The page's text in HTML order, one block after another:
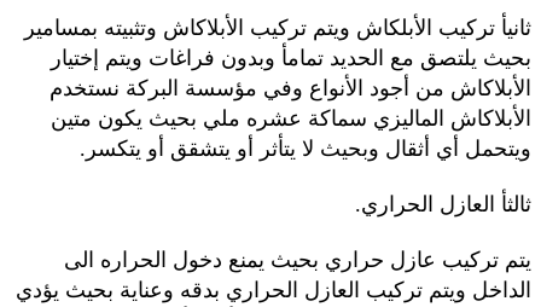
ثانيأ تركيب الأبلكاش ويتم تركيب الأبلاكاش وتثبيته بمسامير
بحيث يلتصق مع الحديد تمامأ وبدون فراغات ويتم إختيار
الأبلاكاش من أجود الأنواع وفي مؤسسة البركة نستخدم
الأبلاكاش الماليزي سماكة عشره ملي بحيث يكون متين
ويتحمل أي أثقال وبحيث لا يتأثر أو يتشقق أو يتكسر.
ثالثأ العازل الحراري.
يتم تركيب عازل حراري بحيث يمنع دخول الحراره الى
الداخل ويتم تركيب العازل الحراري بدقه وعناية بحيث يؤدي